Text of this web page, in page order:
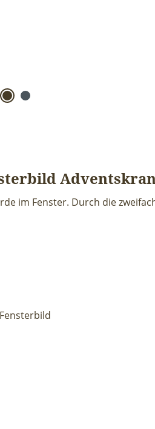
im Fenster. Durch die